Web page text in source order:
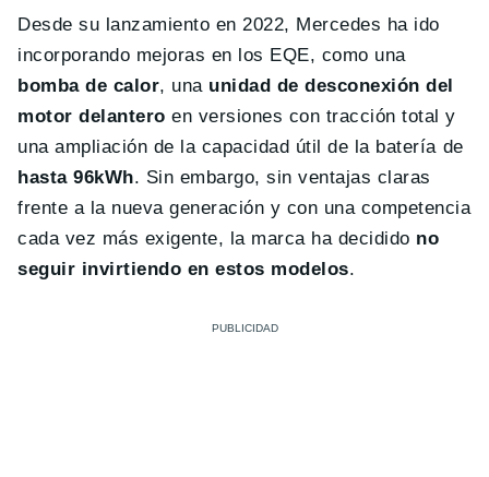
Desde su lanzamiento en 2022, Mercedes ha ido
incorporando mejoras en los EQE, como una
bomba de calor, una unidad de desconexión del
motor delantero en versiones con tracción total y
una ampliación de la capacidad útil de la batería de
hasta 96kWh. Sin embargo, sin ventajas claras
frente a la nueva generación y con una competencia
cada vez más exigente, la marca ha decidido no
seguir invirtiendo en estos modelos.